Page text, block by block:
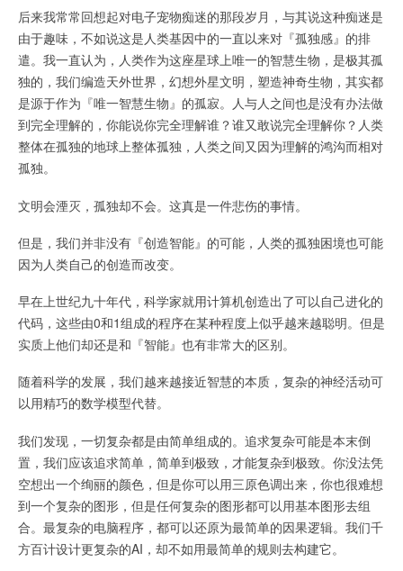
后来我常常回想起对电子宠物痴迷的那段岁月，与其说这种痴迷是
由于趣味，不如说这是人类基因中的一直以来对『孤独感』的排
遣。我一直认为，人类作为这座星球上唯一的智慧生物，是极其孤
独的，我们编造天外世界，幻想外星文明，塑造神奇生物，其实都
是源于作为『唯一智慧生物』的孤寂。人与人之间也是没有办法做
到完全理解的，你能说你完全理解谁？谁又敢说完全理解你？人类
整体在孤独的地球上整体孤独，人类之间又因为理解的鸿沟而相对
孤独。
文明会湮灭，孤独却不会。这真是一件悲伤的事情。
但是，我们并非没有『创造智能』的可能，人类的孤独困境也可能
因为人类自己的创造而改变。
早在上世纪九十年代，科学家就用计算机创造出了可以自己进化的
代码，这些由0和1组成的程序在某种程度上似乎越来越聪明。但是
实质上他们却还是和『智能』也有非常大的区别。
随着科学的发展，我们越来越接近智慧的本质，复杂的神经活动可
以用精巧的数学模型代替。
我们发现，一切复杂都是由简单组成的。追求复杂可能是本末倒
置，我们应该追求简单，简单到极致，才能复杂到极致。你没法凭
空想出一个绚丽的颜色，但是你可以用三原色调出来，你也很难想
到一个复杂的图形，但是任何复杂的图形都可以用基本图形去组
合。最复杂的电脑程序，都可以还原为最简单的因果逻辑。我们千
方百计设计更复杂的AI，却不如用最简单的规则去构建它。